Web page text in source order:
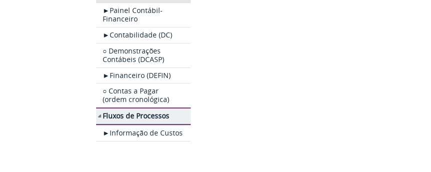
►Painel Contábil-
Financeiro
►Contabilidade (DC)
○ Demonstrações
Contábeis (DCASP)
►Financeiro (DEFIN)
○ Contas a Pagar
(ordem cronológica)
Fluxos de Processos
►Informação de Custos